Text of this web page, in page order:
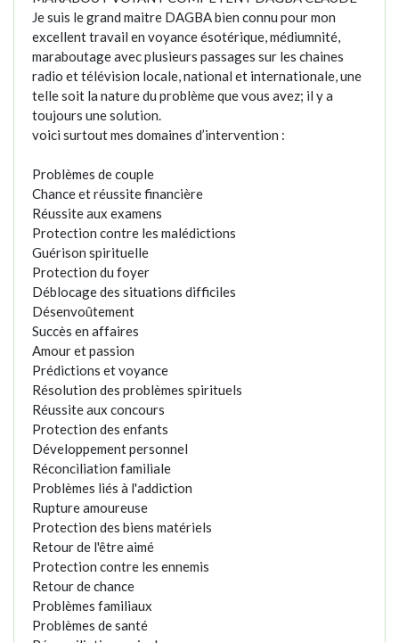
Je suis le grand maitre DAGBA bien connu pour mon
excellent travail en voyance ésotérique, médiumnité,
maraboutage avec plusieurs passages sur les chaines
radio et télévision locale, national et internationale, une
telle soit la nature du problème que vous avez; il y a
toujours une solution.
voici surtout mes domaines d’intervention :
Problèmes de couple
Chance et réussite financière
Réussite aux examens
Protection contre les malédictions
Guérison spirituelle
Protection du foyer
Déblocage des situations difficiles
Désenvoûtement
Succès en affaires
Amour et passion
Prédictions et voyance
Résolution des problèmes spirituels
Réussite aux concours
Protection des enfants
Développement personnel
Réconciliation familiale
Problèmes liés à l'addiction
Rupture amoureuse
Protection des biens matériels
Retour de l'être aimé
Protection contre les ennemis
Retour de chance
Problèmes familiaux
Problèmes de santé